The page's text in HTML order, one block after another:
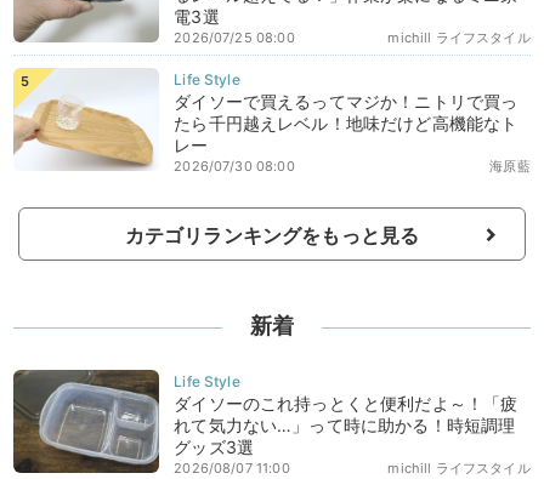
電3選
michill ライフスタイル
2026/07/25 08:00
ダイソーで買えるってマジか！ニトリで買っ
たら千円越えレベル！地味だけど高機能なト
レー
海原藍
2026/07/30 08:00
カテゴリランキングをもっと見る
新着
ダイソーのこれ持っとくと便利だよ～！「疲
れて気力ない…」って時に助かる！時短調理
グッズ3選
michill ライフスタイル
2026/08/07 11:00